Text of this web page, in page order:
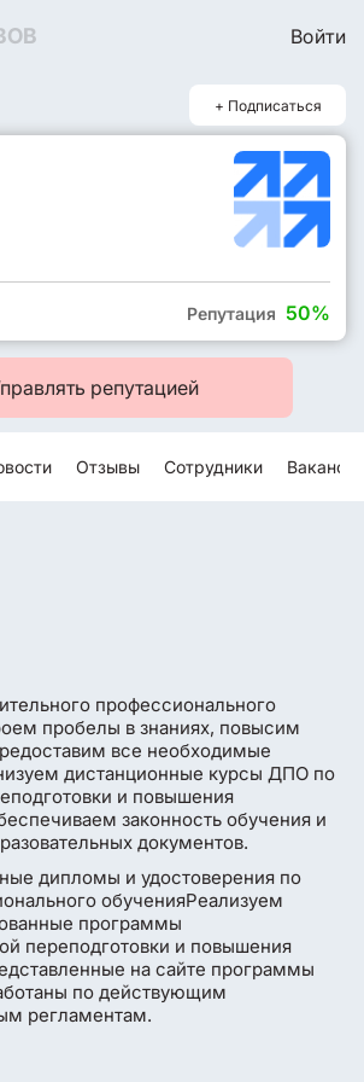
Войти
+ Подписаться
Репутация 50%
репутацией
Отзывы Сотрудники Вакансии
профессионального
пробелы в знаниях, повысим
все необходимые
дистанционные курсы ДПО по
и повышения
законность обучения и
документов.
дипломы и удостоверения по
обученияРеализуем
программы
переподготовки и повышения
на сайте программы
по действующим
регламентам.